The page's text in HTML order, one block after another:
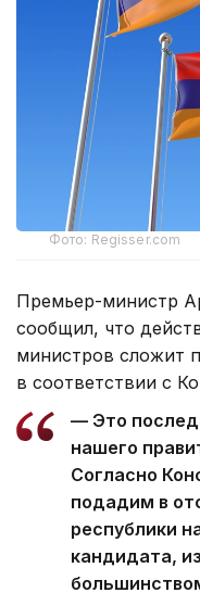
Фото: Regisser.com
Премьер-министр
сообщил, что
министров сложит
в соответствии с
— Это
нашего
Согласно
подадим в
республики
кандидата,